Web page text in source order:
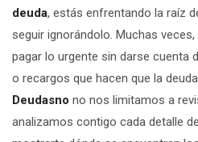
deuda, estás enfrentando la raíz
seguir ignorándolo. Muchas
pagar lo urgente sin darse cuenta
o recargos que hacen que la
Deudasno no nos limitamos a
analizamos contigo cada detalle